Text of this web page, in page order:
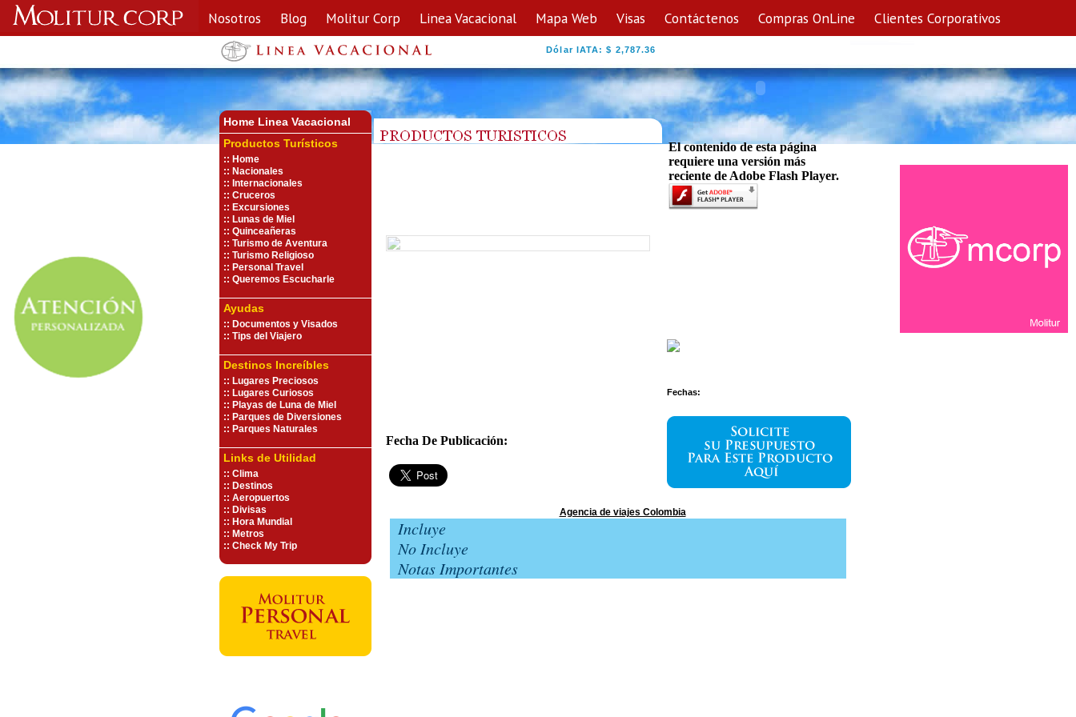
Nosotros Blog Molitur Corp Linea Vacacional Mapa Web Visas Contáctenos Compras OnLine Clientes Corporativos
Dólar IATA: $ 2,787.36
El contenido de esta página
requiere una versión más
reciente de Adobe Flash Player.
Home Linea Vacacional
Productos Turísticos
:: Home
:: Nacionales
:: Internacionales
:: Cruceros
:: Excursiones
:: Lunas de Miel
:: Quinceañeras
:: Turismo de Aventura
:: Turismo Religioso
:: Personal Travel
:: Queremos Escucharle
Ayudas
:: Documentos y Visados
:: Tips del Viajero
Destinos Increíbles
:: Lugares Preciosos
:: Lugares Curiosos
:: Playas de Luna de Miel
:: Parques de Diversiones
:: Parques Naturales
Links de Utilidad
:: Clima
:: Destinos
:: Aeropuertos
:: Divisas
:: Hora Mundial
:: Metros
:: Check My Trip
Fecha De Publicación:
Fechas:
Agencia de viajes Colombia
Incluye
No Incluye
Notas Importantes